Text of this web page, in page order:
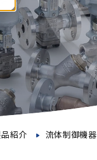
紹介 流体制御機器